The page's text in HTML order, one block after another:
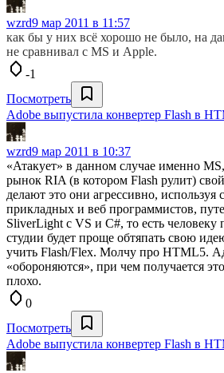
wzrd9 мар 2011 в 11:57
как бы у них всё хорошо не было, на
не сравнивал с MS и Apple.
-1
Посмотреть
Adobe выпустила конвертер Flash в
wzrd9 мар 2011 в 10:37
«Атакует» в данном случае именно
рынок RIA (в котором Flash рулит)
делают это они агрессивно, используя
прикладных и веб программистов,
SliverLight с VS и C#, то есть
студии будет проще обтяпать свою
учить Flash/Flex. Молчу про HTML5.
«обороняются», при чем получается
плохо.
0
Посмотреть
Adobe выпустила конвертер Flash в